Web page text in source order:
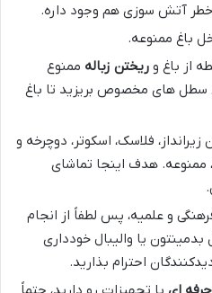
خطر آتش سوزی هم وجود داره.
باغ ممنوعه.
از باغ و ریختن زباله ممنوع
سطل های مخصوص بریزید تا باغ
فلاسک، اسکوتر، دوچرخه و
ممنوعه. هدف اینجا تماشای
و علمیه، پس لطفاً از انجام
یا والیبال خودداری
احترام بذارید.